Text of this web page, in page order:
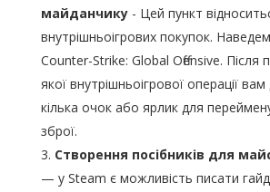
майданчику- Цей пункт
внутрішньоігрових покупок.
Counter-Strike: Global Offensive. Після
якої внутрішньоігрової операції
кілька очок або ярлик для
зброї.
Створення посібників для
— у Steam є можливість писати